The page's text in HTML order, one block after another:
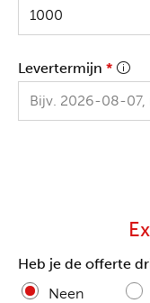
Levertermijn *
Heb je de offerte
Neen